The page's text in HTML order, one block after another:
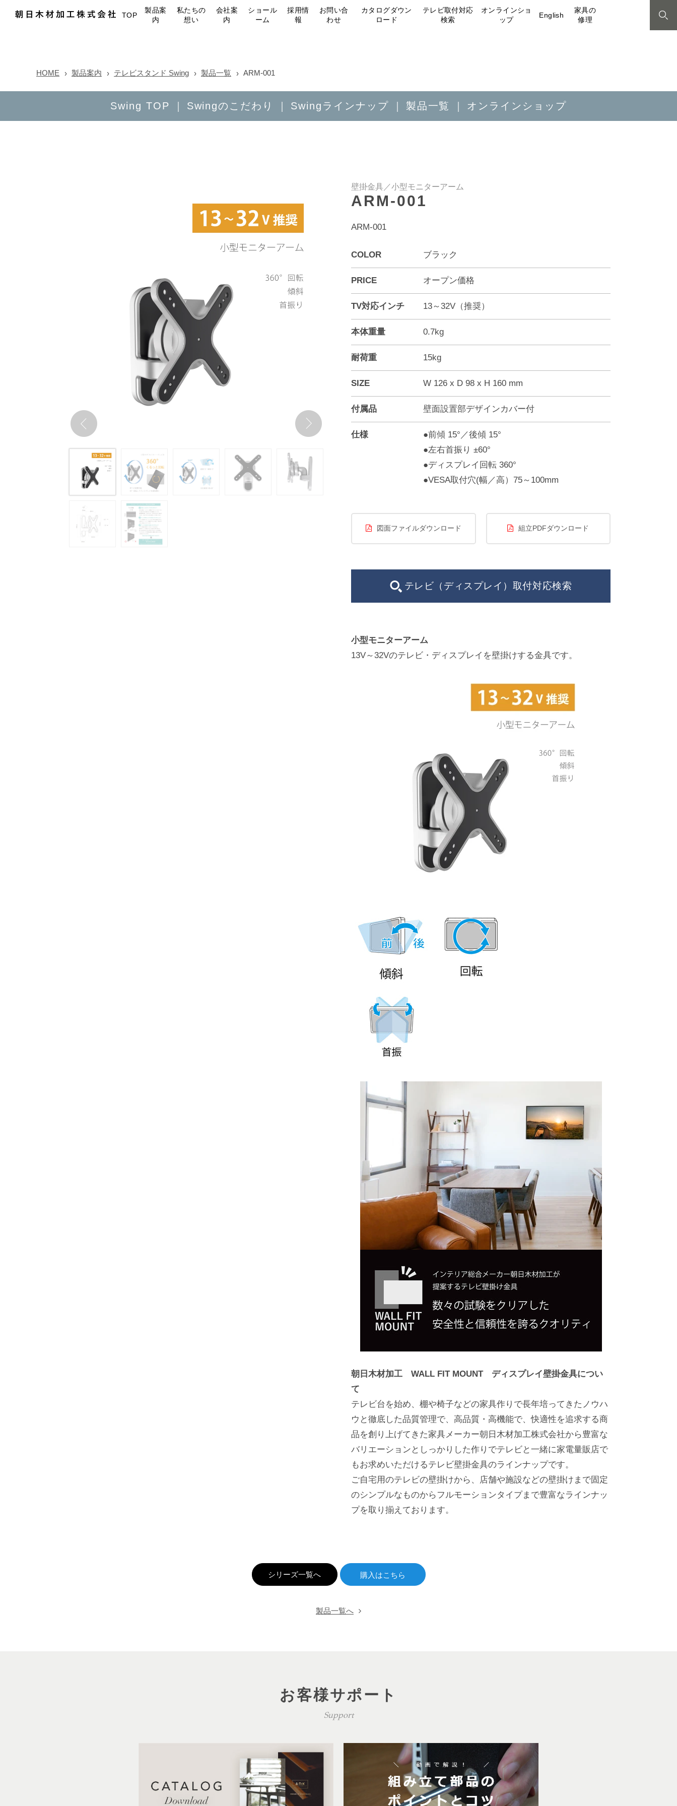
TOP
製品案
内
私たちの
想い
会社案
内
ショール
ーム
採用情
報
お問い合
わせ
カタログダウン
ロード
テレビ取付対応
検索
オンラインショ
ップ
English
家具の
修理
HOME 製品案内 テレビスタンド Swing 製品一覧 ARM-001
Swing TOP Swingのこだわり Swingラインナップ 製品一覧 オンラインショップ
壁掛金具／小型モニターアーム
ARM-001
ARM-001
COLOR ブラック
PRICE オープン価格
TV対応インチ 13～32V（推奨）
本体重量 0.7kg
耐荷重 15kg
SIZE W 126 x D 98 x H 160 mm
付属品 壁面設置部デザインカバー付
仕様
●前傾 15°／後傾 15°
●左右首振り ±60°
●ディスプレイ回転 360°
●VESA取付穴(幅／高）75～100mm
図面ファイルダウンロード 組立PDFダウンロード
テレビ（ディスプレイ）取付対応検索
小型モニターアーム
13V～32Vのテレビ・ディスプレイを壁掛けする金具です。
朝日木材加工 WALL FIT MOUNT ディスプレイ壁掛金具につい
て
テレビ台を始め、棚や椅子などの家具作りで長年培ってきたノウハ
ウと徹底した品質管理で、高品質・高機能で、快適性を追求する商
品を創り上げてきた家具メーカー朝日木材加工株式会社から豊富な
バリエーションとしっかりした作りでテレビと一緒に家電量販店で
もお求めいただけるテレビ壁掛金具のラインナップです。
ご自宅用のテレビの壁掛けから、店舗や施設などの壁掛けまで固定
のシンプルなものからフルモーションタイプまで豊富なラインナッ
プを取り揃えております。
シリーズ一覧へ
製品一覧へ
お客様サポート
Support